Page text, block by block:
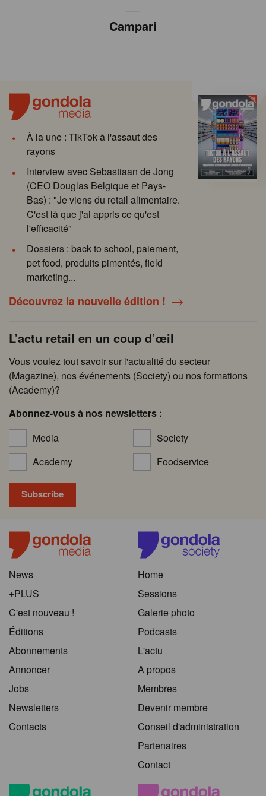
Campari
À la une : TikTok à l'assaut des
rayons
Interview avec Sebastiaan de Jong
(CEO Douglas Belgique et Pays-
Bas) : "Je viens du retail alimentaire.
C'est là que j'ai appris ce qu'est
l'efficacité"
Dossiers : back to school, paiement,
pet food, produits pimentés, field
marketing...
Découvrez la nouvelle édition !
L’actu retail en un coup d’œil
Vous voulez tout savoir sur l'actualité du secteur
(Magazine), nos événements (Society) ou nos formations
(Academy)?
Abonnez-vous à nos newsletters :
Media
Society
Academy
Foodservice
News
+PLUS
C'est nouveau !
Éditions
Abonnements
Annoncer
Jobs
Newsletters
Contacts
Home
Sessions
Galerie photo
Podcasts
L'actu
A propos
Membres
Devenir membre
Conseil d'administration
Partenaires
Contact